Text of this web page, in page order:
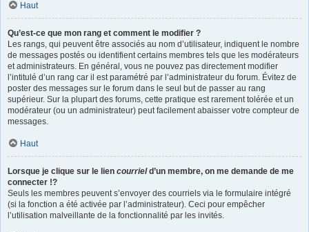
Haut
Qu’est-ce que mon rang et comment le modifier ?
Les rangs, qui peuvent être associés au nom d’utilisateur, indiquent le nombre
de messages postés ou identifient certains membres tels que les modérateurs
et administrateurs. En général, vous ne pouvez pas directement modifier
l’intitulé d’un rang car il est paramétré par l’administrateur du forum. Évitez de
poster des messages sur le forum dans le seul but de passer au rang
supérieur. Sur la plupart des forums, cette pratique est rarement tolérée et un
modérateur (ou un administrateur) peut facilement abaisser votre compteur de
messages.
Haut
Lorsque je clique sur le lien courrield’un membre, on me demande de me
connecter !?
Seuls les membres peuvent s’envoyer des courriels via le formulaire intégré
(si la fonction a été activée par l’administrateur). Ceci pour empêcher
l’utilisation malveillante de la fonctionnalité par les invités.